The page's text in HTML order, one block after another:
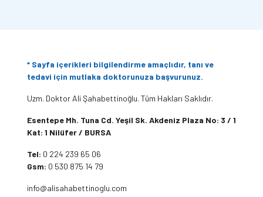
* Sayfa içerikleri bilgilendirme amaçlıdır, tanı ve
tedavi için mutlaka doktorunuza başvurunuz.
Uzm. Doktor Ali Şahabettinoğlu. Tüm Hakları Saklıdır.
Esentepe Mh. Tuna Cd. Yeşil Sk. Akdeniz Plaza No: 3 / 1
Kat: 1 Nilüfer / BURSA
Tel: 0 224 239 65 06
Gsm: 0 530 875 14 79
info@alisahabettinoglu.com